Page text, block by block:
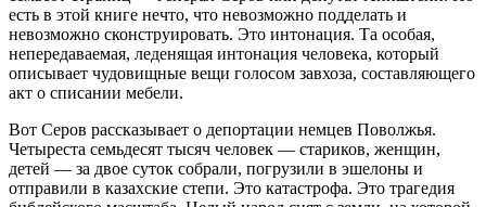
есть в этой книге нечто, что невозможно подделать и
невозможно сконструировать. Это интонация. Та особая,
непередаваемая, леденящая интонация человека, который
описывает чудовищные вещи голосом завхоза, составляющего
акт о списании мебели.
Вот Серов рассказывает о депортации немцев Поволжья.
Четыреста семьдесят тысяч человек — стариков, женщин,
детей — за двое суток собрали, погрузили в эшелоны и
отправили в казахские степи. Это катастрофа. Это трагедия